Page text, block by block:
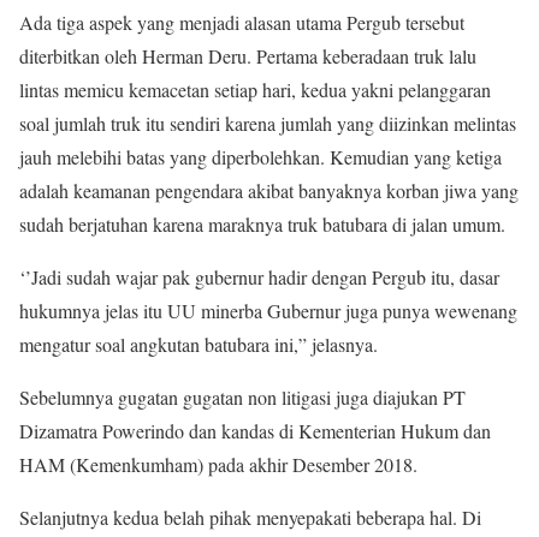
Ada tiga aspek yang menjadi alasan utama Pergub tersebut
diterbitkan oleh Herman Deru. Pertama keberadaan truk lalu
lintas memicu kemacetan setiap hari, kedua yakni pelanggaran
soal jumlah truk itu sendiri karena jumlah yang diizinkan melintas
jauh melebihi batas yang diperbolehkan. Kemudian yang ketiga
adalah keamanan pengendara akibat banyaknya korban jiwa yang
sudah berjatuhan karena maraknya truk batubara di jalan umum.
‘’Jadi sudah wajar pak gubernur hadir dengan Pergub itu, dasar
hukumnya jelas itu UU minerba Gubernur juga punya wewenang
mengatur soal angkutan batubara ini,” jelasnya.
Sebelumnya gugatan gugatan non litigasi juga diajukan PT
Dizamatra Powerindo dan kandas di Kementerian Hukum dan
HAM (Kemenkumham) pada akhir Desember 2018.
Selanjutnya kedua belah pihak menyepakati beberapa hal. Di